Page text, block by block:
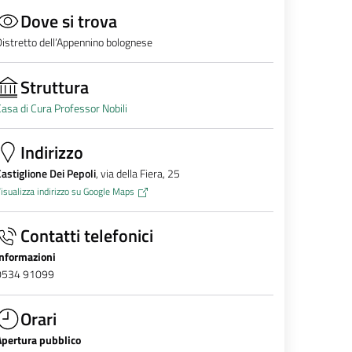
Dove si trova
dell’Appennino bolognese
Struttura
di Cura Professor Nobili
Indirizzo
Dei Pepoli, via della Fiera, 25
indirizzo su Google Maps
Contatti telefonici
91099
Orari
pubblico